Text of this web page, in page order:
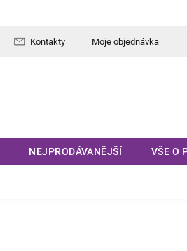
Kontakty Moje objednávka
NEJPRODÁVANĚJŠÍ VŠE O